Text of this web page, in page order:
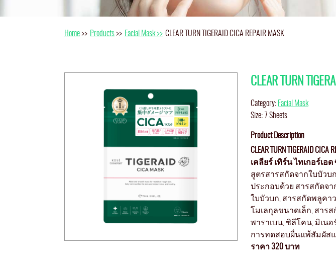
Home >> Products >> Facial Mask >> CLEAR TURN TIGERAID CICA REPAIR MASK
CLEAR TURN
Category: Facial Mask
Size: 7 Sheets
Product Description
CLEAR TURN TIGERAID CICA
เคลียร์ เทิร์น ไทเกอร์เอ
สูตรสารสกัดจากใบบัวบ
ประกอบด้วย สารสกัดจา
ใบบัวบก, สารสกัดพลูคา
โมเลกุลขนาดเล็ก, สาร
พาราเบน, ซิลีโคน, มิเน
การทดสอบผื่นแพ้สัมผัส
ราคา 320 บาท